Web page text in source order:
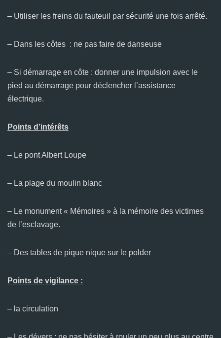
– Utiliser les freins du fauteuil par sécurité une fois arrêté.
– Dans les côtes : ne pas faire de danseuse
– Si démarrage en côte : donner une impulsion avec le
pied au démarrage pour déclencher l’assistance
électrique.
Points d’intérêts
– Le pont Albert Loupe
– La plage du moulin blanc
– Le monument « Mémoires » à la mémoire des victimes
de l’esclavage.
– Des tables de pique nique sur le polder
Points de vigilance :
– la circulation